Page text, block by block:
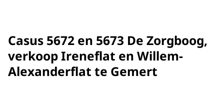
Casus 5672 en 5673 De Zorgboog,
verkoop Ireneflat en Willem-
Alexanderflat te Gemert